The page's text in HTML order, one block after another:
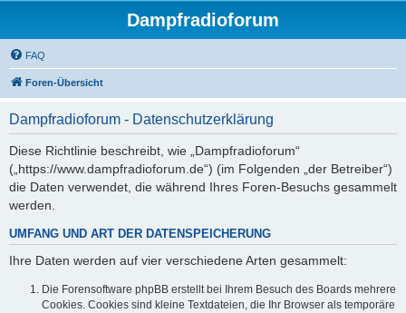
Dampfradioforum
FAQ
Foren-Übersicht
Dampfradioforum - Datenschutzerklärung
Diese Richtlinie beschreibt, wie „Dampfradioforum“
(„https://www.dampfradioforum.de“) (im Folgenden „der Betreiber“)
die Daten verwendet, die während Ihres Foren-Besuchs gesammelt
werden.
UMFANG UND ART DER DATENSPEICHERUNG
Ihre Daten werden auf vier verschiedene Arten gesammelt:
Die Forensoftware phpBB erstellt bei Ihrem Besuch des Boards mehrere
Cookies. Cookies sind kleine Textdateien, die Ihr Browser als temporäre